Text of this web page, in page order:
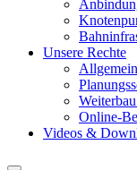
Unsere Rechte
Online-
Videos &